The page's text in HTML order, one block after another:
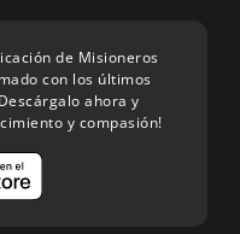
de Misioneros
con los últimos
ahora y
y compasión!